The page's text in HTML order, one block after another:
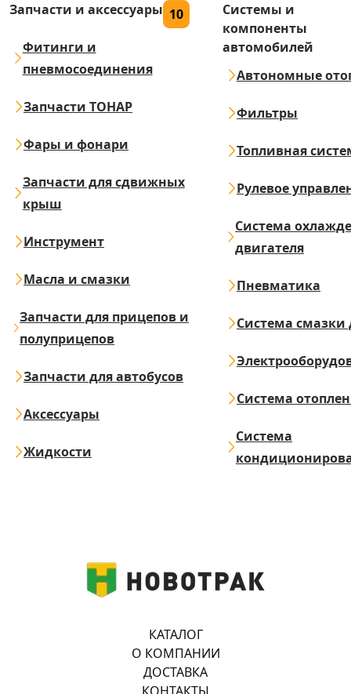
Запчасти и аксессуары 10
Фитинги и
пневмосоединения
Запчасти ТОНАР
Фары и фонари
Запчасти для сдвижных
крыш
Инструмент
Масла и смазки
Запчасти для прицепов и
полуприцепов
Запчасти для автобусов
Аксессуары
Жидкости
Системы и
компоненты
автомобилей
Автономные
Фильтры
Топливная
Рулевое
Система
двигателя
Пневматика
Система смазки
Система
Система
КАТАЛОГ
О КОМПАНИИ
ДОСТАВКА